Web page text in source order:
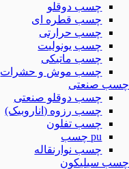
چسب دوقلو
چسب قطره ای
چسب حرارتی
چسب یونولیت
چسب ماتیکی
چسب موش و حشرات
چسب صنعتی
چسب دوقلو صنعتی
چسب رزوه (اناروبیک)
چسب تفلون
pu چسب
چسب نوارنقاله
چسب سیلیکون